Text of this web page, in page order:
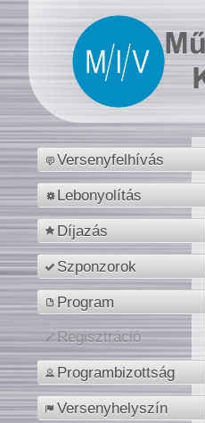
Versenyfelhívás
Lebonyolítás
Díjazás
Szponzorok
Program
Regisztráció
Programbizottság
Versenyhelyszín